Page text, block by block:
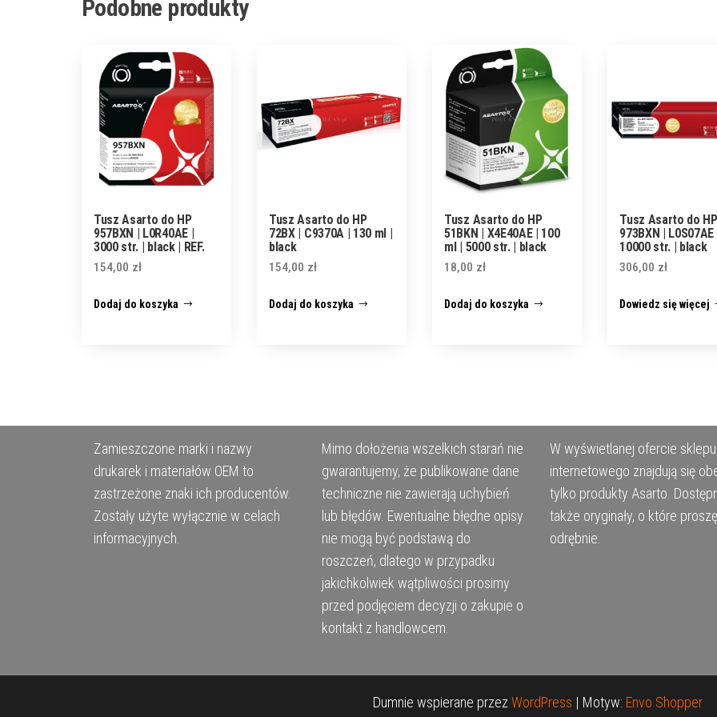
Podobne produkty
Tusz Asarto do HP
957BXN | L0R40AE |
3000 str. | black | REF.
154,00 zł
Dodaj do koszyka
Tusz Asarto do HP
72BX | C9370A | 130 ml |
black
154,00 zł
Dodaj do koszyka
Tusz Asarto do HP
51BKN | X4E40AE | 100
ml | 5000 str. | black
18,00 zł
Dodaj do koszyka
Tusz Asarto do HP
973BXN | L0S07AE
10000 str. | black
306,00 zł
Dowiedz się więcej
Zamieszczone marki i nazwy
drukarek i materiałów OEM to
zastrzeżone znaki ich producentów.
Zostały użyte wyłącznie w celach
informacyjnych.
Mimo dołożenia wszelkich starań nie
gwarantujemy, że publikowane dane
techniczne nie zawierają uchybień
lub błędów. Ewentualne błędne opisy
nie mogą być podstawą do
roszczeń, dlatego w przypadku
jakichkolwiek wątpliwości prosimy
przed podjęciem decyzji o zakupie o
kontakt z handlowcem.
W wyświetlanej ofercie sklepu
internetowego znajdują się
tylko produkty Asarto.
także oryginały, o które
odrębnie.
Dumnie wspierane przezWordPress | Motyw: Envo Shopper